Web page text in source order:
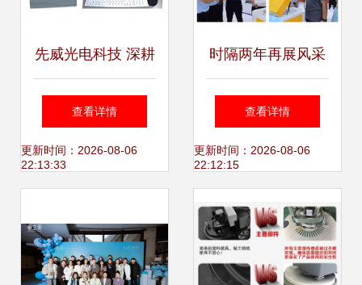
先威光电科技 深耕
光电技术领域，构
筑专业的上海技术
查看详情
更新时间：2026-08-06
22:13:33
时隔两年再展风采
天瑞仪器精彩亮相
BCEIA2023上海技
查看详情
更新时间：2026-08-06
22:12:15